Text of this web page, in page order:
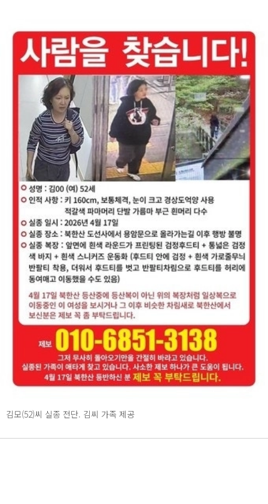
김모(52)씨 실종 전단. 김씨 가족 제공